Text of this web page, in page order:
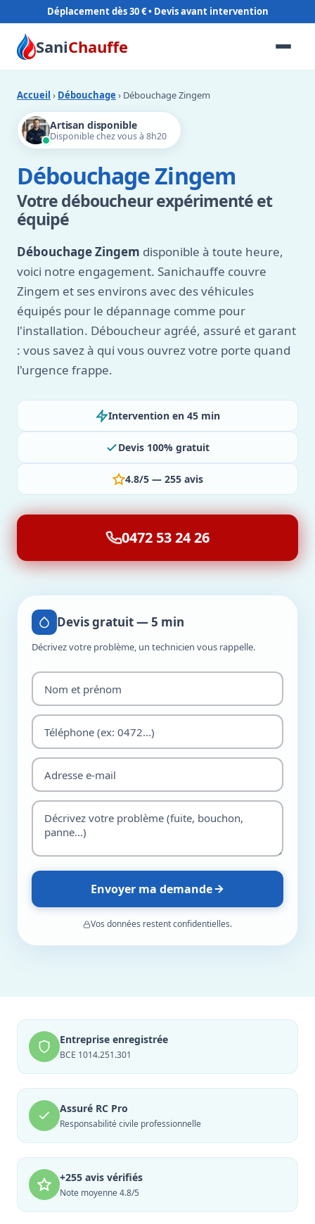
Déplacement dès 30 €
SaniChauffe
Accueil › Débouchage › Débouchage Zingem
Artisan disponible
Disponible chez vous à 8h20
Débouchage Zingem
Votre déboucheur expérimenté et
équipé
Débouchage Zingem disponible à toute heure,
voici notre engagement. Sanichauffe couvre
Zingem et ses environs avec des véhicules
équipés pour le dépannage comme pour
l'installation. Déboucheur agréé, assuré et garant
: vous savez à qui vous ouvrez votre porte quand
l'urgence frappe.
Intervention en 45 min
Devis 100% gratuit
4.8/5 — 255 avis
0472 53 24 26
Devis gratuit — 5 min
Décrivez votre problème, un technicien vous rappelle.
Envoyer ma demande
Vos données restent confidentielles.
Entreprise enregistrée
BCE 1014.251.301
Assuré RC Pro
Responsabilité civile professionnelle
+255 avis vérifiés
Note moyenne 4.8/5